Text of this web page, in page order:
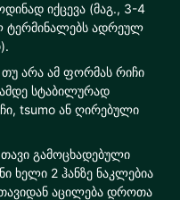
იქცევა (მაგ., 3-4
ტერმინალებს ადრეულ
არა ამ ფორმას რიჩი
სტაბილურად
tsumo ან ღირებული
გამოცხადებული
ხელი 2 ჰანზე ნაკლებია
აცილება დროთა